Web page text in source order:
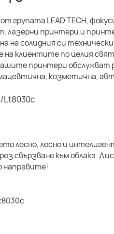
от групата LEAD TECH,
лазерни принтери и
на солидния си
на клиентите по целия
принтери
козметична,
лесно, лесно и
свързване към облака.
направите!